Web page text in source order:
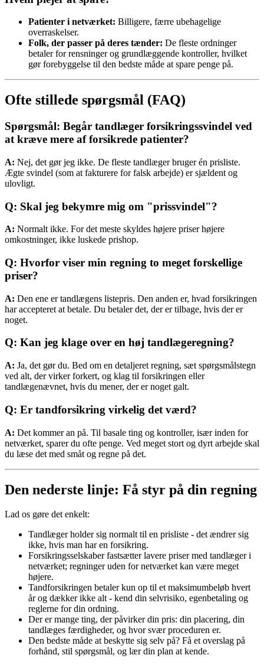
Patienter i netværket: Billigere, færre ubehagelige
overraskelser.
Folk, der passer på deres tænder: De fleste ordninger
betaler for rensninger og grundlæggende kontroller, hvilket
gør forebyggelse til den bedste måde at spare penge på.
Ofte stillede spørgsmål (FAQ)
Spørgsmål: Begår tandlæger forsikringssvindel ved
at kræve mere af forsikrede patienter?
A: Nej, det gør jeg ikke. De fleste tandlæger bruger én prisliste.
Ægte svindel (som at fakturere for falsk arbejde) er sjældent og
ulovligt.
Q: Skal jeg bekymre mig om "prissvindel"?
A: Normalt ikke. For det meste skyldes højere priser højere
omkostninger, ikke luskede prishop.
Q: Hvorfor viser min regning to meget forskellige
priser?
A: Den ene er tandlægens listepris. Den anden er, hvad forsikringen
har accepteret at betale. Du betaler det, der er tilbage, hvis der er
noget.
Q: Kan jeg klage over en høj tandlægeregning?
A: Ja, det gør du. Bed om en detaljeret regning, sæt spørgsmålstegn
ved alt, der virker forkert, og klag til forsikringen eller
tandlægenævnet, hvis du mener, der er noget galt.
Q: Er tandforsikring virkelig det værd?
A: Det kommer an på. Til basale ting og kontroller, især inden for
netværket, sparer du ofte penge. Ved meget stort og dyrt arbejde skal
du læse det med småt og regne på det.
Den nederste linje: Få styr på din regning
Lad os gøre det enkelt:
Tandlæger holder sig normalt til en prisliste - det ændrer sig
ikke, hvis man har en forsikring.
Forsikringsselskaber fastsætter lavere priser med tandlæger i
netværket; regninger uden for netværket kan være meget
højere.
Tandforsikringen betaler kun op til et maksimumbeløb hvert
år og dækker ikke alt - kend din selvrisiko, egenbetaling og
reglerne for din ordning.
Der er mange ting, der påvirker din pris: din placering, din
tandlæges færdigheder, og hvor svær proceduren er.
Den bedste måde at beskytte sig selv på? Få et overslag på
forhånd, stil spørgsmål, og lær din plan at kende.